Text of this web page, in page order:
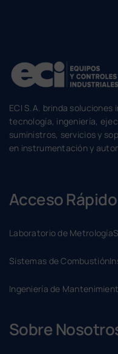
ECI S.A. brinda soluciones
tecnología, ingeniería,
suministros, servicios y
en instrumentación y
Acceso Rápido
Laboratorio de Metrología
Sistemas de Combustión
Ingeniería de
Sobre